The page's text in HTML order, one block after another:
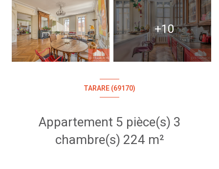
+10
TARARE (69170)
Appartement 5 pièce(s) 3
chambre(s) 224 m²